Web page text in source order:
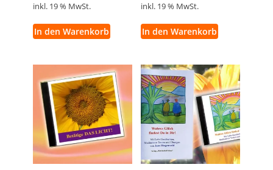
inkl. 19 % MwSt.
In den Warenkorb
inkl. 19 % MwSt.
In den Warenkorb